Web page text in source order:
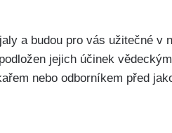
a budou ⁢pro vás užitečné v
jejich účinek
nebo odborníkem před